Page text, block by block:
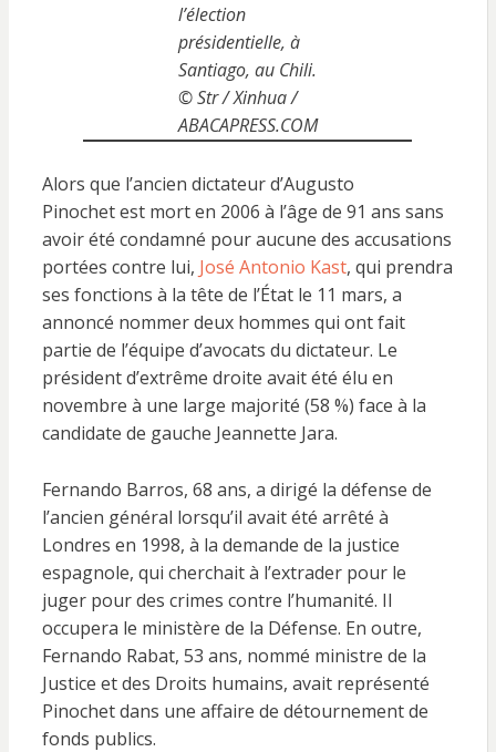
l’élection
présidentielle, à
Santiago, au Chili.
© Str / Xinhua /
ABACAPRESS.COM
Alors que l’ancien dictateur d’Augusto
Pinochet est mort en 2006 à l’âge de 91 ans sans
avoir été condamné pour aucune des accusations
portées contre lui, José Antonio Kast, qui prendra
ses fonctions à la tête de l’État le 11 mars, a
annoncé nommer deux hommes qui ont fait
partie de l’équipe d’avocats du dictateur. Le
président d’extrême droite avait été élu en
novembre à une large majorité (58 %) face à la
candidate de gauche Jeannette Jara.
Fernando Barros, 68 ans, a dirigé la défense de
l’ancien général lorsqu’il avait été arrêté à
Londres en 1998, à la demande de la justice
espagnole, qui cherchait à l’extrader pour le
juger pour des crimes contre l’humanité. Il
occupera le ministère de la Défense. En outre,
Fernando Rabat, 53 ans, nommé ministre de la
Justice et des Droits humains, avait représenté
Pinochet dans une affaire de détournement de
fonds publics.